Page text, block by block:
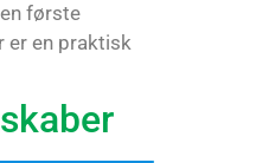
første
er en praktisk